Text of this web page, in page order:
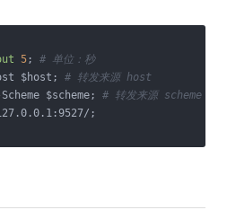
5; # 单位：秒
$host; # 转发来源 host
$scheme; # 转发来源 scheme
;